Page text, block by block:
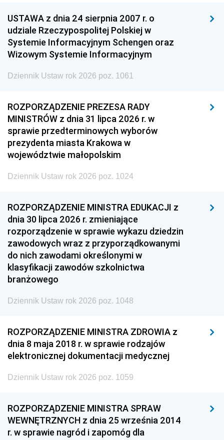
USTAWA z dnia 24 sierpnia 2007 r. o
udziale Rzeczypospolitej Polskiej w
Systemie Informacyjnym Schengen oraz
Wizowym Systemie Informacyjnym
Dziennik Ustaw rok 2026 poz. 1061
ROZPORZĄDZENIE PREZESA RADY
MINISTRÓW z dnia 31 lipca 2026 r. w
sprawie przedterminowych wyborów
prezydenta miasta Krakowa w
województwie małopolskim
Dziennik Ustaw rok 2026 poz. 1024
ROZPORZĄDZENIE MINISTRA EDUKACJI z
dnia 30 lipca 2026 r. zmieniające
rozporządzenie w sprawie wykazu dziedzin
zawodowych wraz z przyporządkowanymi
do nich zawodami określonymi w
klasyfikacji zawodów szkolnictwa
branżowego
Dziennik Ustaw rok 2026 poz. 1048
ROZPORZĄDZENIE MINISTRA ZDROWIA z
dnia 8 maja 2018 r. w sprawie rodzajów
elektronicznej dokumentacji medycznej
Dziennik Ustaw rok 2026 poz. 1059
ROZPORZĄDZENIE MINISTRA SPRAW
WEWNĘTRZNYCH z dnia 25 września 2014
r. w sprawie nagród i zapomóg dla